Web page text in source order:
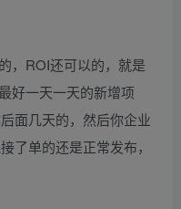
，ROI还可以的，就是
好一天一天的新增项
面几天的，然后你企业
了单的还是正常发布，